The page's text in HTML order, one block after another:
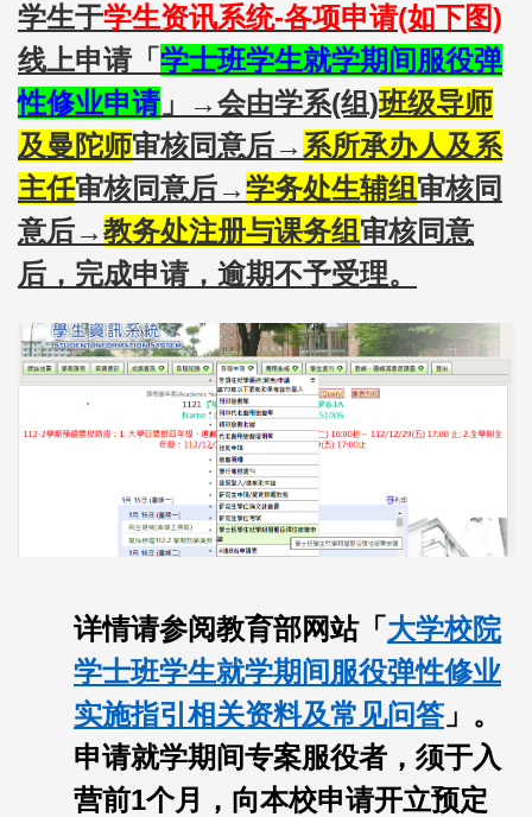
学生于学生资讯系统-各项申请(如下图)
线上申请「 学士班学生就学期间服役弹
性修业申请」→会由学系(组)班级导师
及曼陀师审核同意后→ 系所承办人及系
主任审核同意后→学务处生辅组 审核同
意后→教务处注册与课务组 审核同意
后，完成申请，逾期不予受理。
详情请参阅教育部网站「大学校院
学士班学生就学期间服役弹性修业
实施指引相关资料及常见问答」。
申请就学期间专案服役者，须于入
营前1个月，向本校申请开立预定